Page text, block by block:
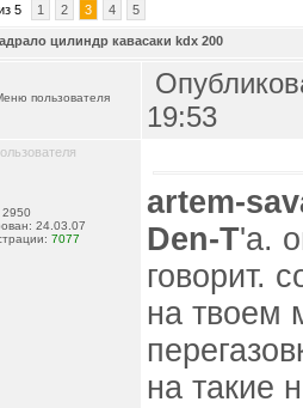
5 1 2 3 4 5
цилиндр кавасаки kdx 200
19:53
2950
24.03.07
7077
artem-
Den-T'а.
говорит.
на твоем
на такие